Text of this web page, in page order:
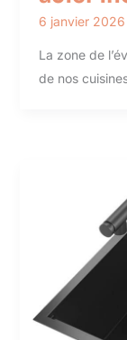
6 janvier 2026
La zone de
de nos